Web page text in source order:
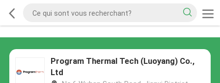
Program Thermal Tech (Luoyang) Co.,
Ltd